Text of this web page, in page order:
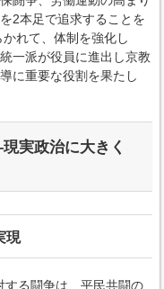
2本足で追求することを
れて、体制を強化し
一派が役員に進出し京教
に重要な役割を果たし
実政治に大きく
現
る闘争は、平民共闘の